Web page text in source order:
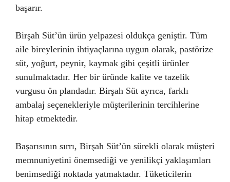
başarır.
Birşah Süt’ün ürün yelpazesi oldukça geniştir. Tüm
aile bireylerinin ihtiyaçlarına uygun olarak, pastörize
süt, yoğurt, peynir, kaymak gibi çeşitli ürünler
sunulmaktadır. Her bir üründe kalite ve tazelik
vurgusu ön plandadır. Birşah Süt ayrıca, farklı
ambalaj seçenekleriyle müşterilerinin tercihlerine
hitap etmektedir.
Başarısının sırrı, Birşah Süt’ün sürekli olarak müşteri
memnuniyetini önemsediği ve yenilikçi yaklaşımları
benimsediği noktada yatmaktadır. Tüketicilerin